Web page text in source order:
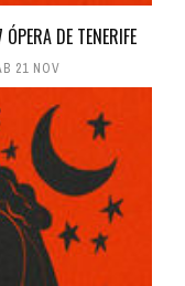
DE TENERIFE
21 NOV